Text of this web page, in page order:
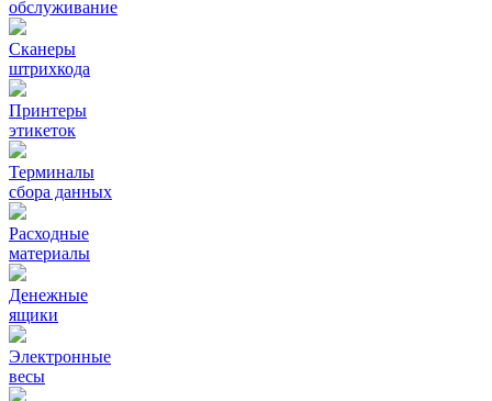
обслуживание
Сканеры
штрихкода
Принтеры
этикеток
Терминалы
сбора данных
Расходные
материалы
Денежные
ящики
Электронные
весы